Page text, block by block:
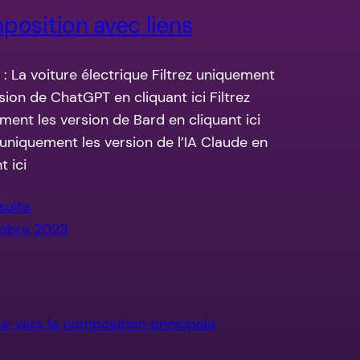
avec liens
: La voiture électrique Filtrez uniquement
de ChatGPT en cliquant ici Filtrez
les version de Bard en cliquant ici
les version de l’IA Claude en
ici
2023
vers la composition principale